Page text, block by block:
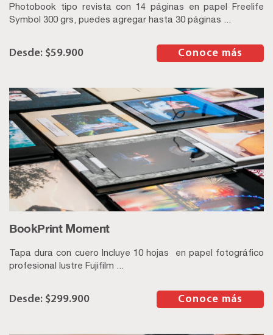
Photobook tipo revista con 14 páginas en papel Freelife
Symbol 300 grs, puedes agregar hasta 30 páginas ...
$59.900 Conoce más
BookPrint Moment
Tapa dura con cuero Incluye 10 hojas en papel fotográfico
profesional lustre Fujifilm ...
$299.900 Conoce más